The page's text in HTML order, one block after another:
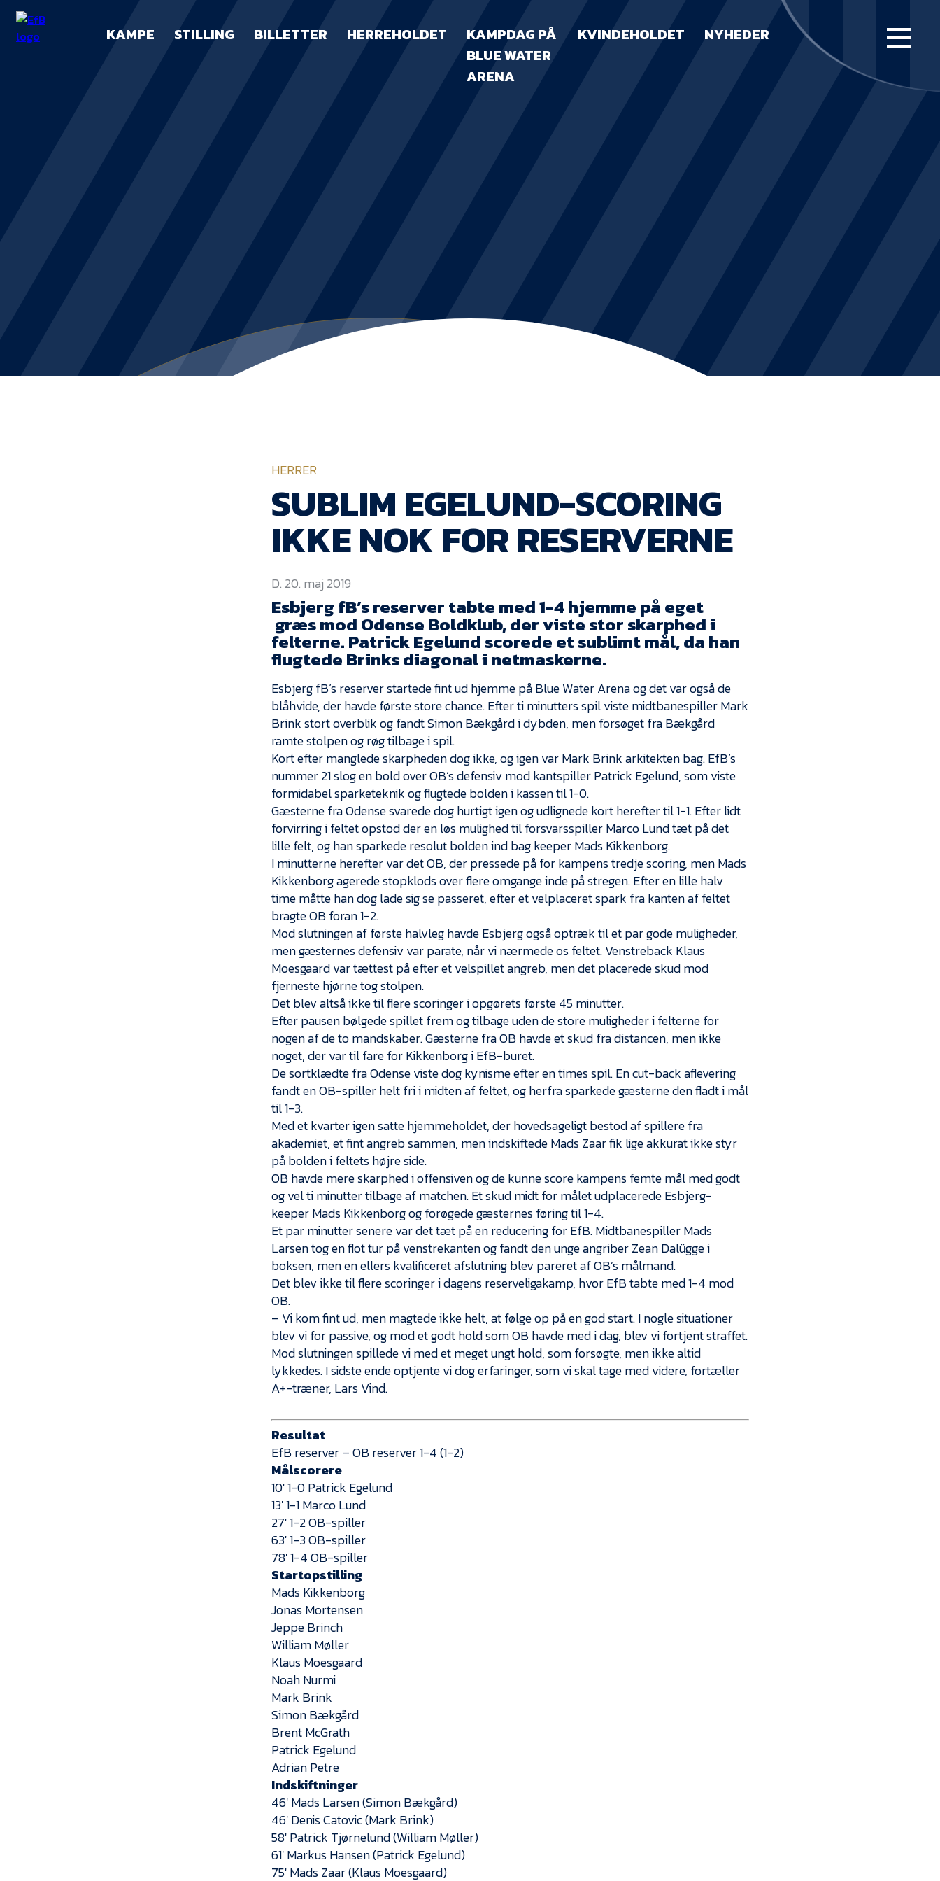
KAMPE STILLING BILLETTER HERREHOLDET
KAMPDAG PÅ
BLUE WATER
ARENA
KVINDEHOLDET NYHEDER FORSIDE
KVINDEHOLDET
Sydvestjysk Fodbold Samarbejde
HERRER
SUBLIM EGELUND-SCORING
IKKE NOK FOR RESERVERNE
D. 20. maj 2019
Esbjerg fB’s reserver tabte med 1-4 hjemme på eget
græs mod Odense Boldklub, der viste stor skarphed i
felterne. Patrick Egelund scorede et sublimt mål, da han
flugtede Brinks diagonal i netmaskerne.
Esbjerg fB’s reserver startede fint ud hjemme på Blue Water Arena og det var også de
blåhvide, der havde første store chance. Efter ti minutters spil viste midtbanespiller Mark
Brink stort overblik og fandt Simon Bækgård i dybden, men forsøget fra Bækgård
ramte stolpen og røg tilbage i spil.
Kort efter manglede skarpheden dog ikke, og igen var Mark Brink arkitekten bag. EfB’s
nummer 21 slog en bold over OB’s defensiv mod kantspiller Patrick Egelund, som viste
formidabel sparketeknik og flugtede bolden i kassen til 1-0.
Gæsterne fra Odense svarede dog hurtigt igen og udlignede kort herefter til 1-1. Efter lidt
forvirring i feltet opstod der en løs mulighed til forsvarsspiller Marco Lund tæt på det
lille felt, og han sparkede resolut bolden ind bag keeper Mads Kikkenborg.
I minutterne herefter var det OB, der pressede på for kampens tredje scoring, men Mads
Kikkenborg agerede stopklods over flere omgange inde på stregen. Efter en lille halv
time måtte han dog lade sig se passeret, efter et velplaceret spark fra kanten af feltet
bragte OB foran 1-2.
Mod slutningen af første halvleg havde Esbjerg også optræk til et par gode muligheder,
men gæsternes defensiv var parate, når vi nærmede os feltet. Venstreback Klaus
Moesgaard var tættest på efter et velspillet angreb, men det placerede skud mod
fjerneste hjørne tog stolpen.
Det blev altså ikke til flere scoringer i opgørets første 45 minutter.
Efter pausen bølgede spillet frem og tilbage uden de store muligheder i felterne for
nogen af de to mandskaber. Gæsterne fra OB havde et skud fra distancen, men ikke
noget, der var til fare for Kikkenborg i EfB-buret.
De sortklædte fra Odense viste dog kynisme efter en times spil. En cut-back aflevering
fandt en OB-spiller helt fri i midten af feltet, og herfra sparkede gæsterne den fladt i mål
til 1-3.
Med et kvarter igen satte hjemmeholdet, der hovedsageligt bestod af spillere fra
akademiet, et fint angreb sammen, men indskiftede Mads Zaar fik lige akkurat ikke styr
på bolden i feltets højre side.
OB havde mere skarphed i offensiven og de kunne score kampens femte mål med godt
og vel ti minutter tilbage af matchen. Et skud midt for målet udplacerede Esbjerg-
keeper Mads Kikkenborg og forøgede gæsternes føring til 1-4.
Et par minutter senere var det tæt på en reducering for EfB. Midtbanespiller Mads
Larsen tog en flot tur på venstrekanten og fandt den unge angriber Zean Dalügge i
boksen, men en ellers kvalificeret afslutning blev pareret af OB’s målmand.
Det blev ikke til flere scoringer i dagens reserveligakamp, hvor EfB tabte med 1-4 mod
OB.
– Vi kom fint ud, men magtede ikke helt, at følge op på en god start. I nogle situationer
blev vi for passive, og mod et godt hold som OB havde med i dag, blev vi fortjent straffet.
Mod slutningen spillede vi med et meget ungt hold, som forsøgte, men ikke altid
lykkedes. I sidste ende optjente vi dog erfaringer, som vi skal tage med videre, fortæller
A+-træner, Lars Vind.
Resultat
EfB reserver – OB reserver 1-4 (1-2)
Målscorere
10′ 1-0 Patrick Egelund
13′ 1-1 Marco Lund
27′ 1-2 OB-spiller
63′ 1-3 OB-spiller
78′ 1-4 OB-spiller
Startopstilling
Mads Kikkenborg
Jonas Mortensen
Jeppe Brinch
William Møller
Klaus Moesgaard
Noah Nurmi
Mark Brink
Simon Bækgård
Brent McGrath
Patrick Egelund
Adrian Petre
Indskiftninger
46′ Mads Larsen (Simon Bækgård)
46′ Denis Catovic (Mark Brink)
58′ Patrick Tjørnelund (William Møller)
61′ Markus Hansen (Patrick Egelund)
75′ Mads Zaar (Klaus Moesgaard)